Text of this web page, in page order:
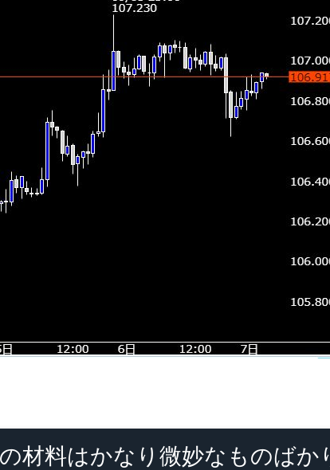
材料はかなり微妙なものばか